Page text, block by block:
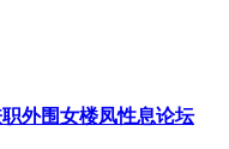
外围女楼凤性息论坛